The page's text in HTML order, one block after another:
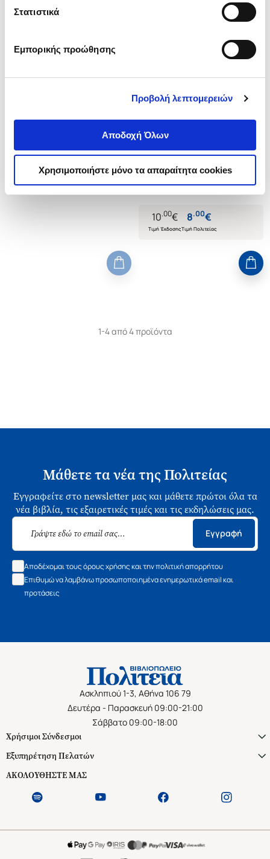
Στατιστικά
Εμπορικής προώθησης
Προβολή λεπτομερειών
Αποδοχή Όλων
Χρησιμοποιήστε μόνο τα απαραίτητα cookies
ΠΑΠΑΝΔΡΕΟΥ ΕΛΕΝΗ
ΩΡΕΣ
ΠΑΠΑΝΔΡΕΟΥ ΕΛΕΝΗ
10.00€
Τιμή Έκδοσης
8.00€
Τιμή Πολιτείας
1-4 από 4 προϊόντα
Μάθετε τα νέα της Πολιτείας
Εγγραφείτε στο newsletter μας και μάθετε πρώτοι όλα τα
νέα βιβλία, τις εξαιρετικές τιμές και τις εκδηλώσεις μας.
Εγγραφή
Αποδέχομαι τους όρους χρήσης και την πολιτική απορρήτου
Επιθυμώ να λαμβάνω προσωποποιημένα ενημερωτικά email και
προτάσεις
Ασκληπιού 1-3, Αθήνα 106 79
Δευτέρα - Παρασκευή 09:00-21:00
Σάββατο 09:00-18:00
Χρήσιμοι Σύνδεσμοι
Εξυπηρέτηση Πελατών
ΑΚΟΛΟΥΘΗΣΤΕ ΜΑΣ